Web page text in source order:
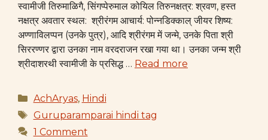
स्वामीजी तिरुमाळिगै, सिंगप्पेरुमाल कोयिल तिरुनक्षत्र: श्रवण, हस्त
नक्षत्र अवतार स्थल: श्रीरंगम आचार्य: पोन्नडिक्काल् जीयर शिष्य:
अण्णाविलप्पन (उनके पुत्र), आदि श्रीरंगम में जन्मे, उनके पिता श्री
सिररण्णर द्वारा उनका नाम वरदराजन रखा गया था। उनका जन्म श्री
श्रीदाशरथी स्वामीजी के प्रसिद्ध … Read more
Categories
AchAryas, Hindi
Tags
Guruparamparai hindi tag
1 Comment